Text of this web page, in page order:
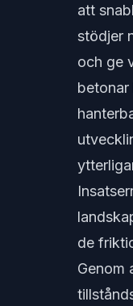
att
stödjer
och ge
de
Genom